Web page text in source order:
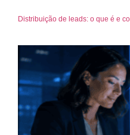
Distribuição de leads: o que é e